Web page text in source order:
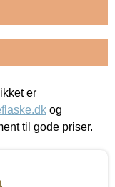
er
og
til gode priser.